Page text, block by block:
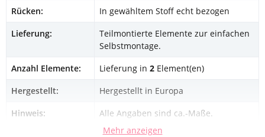
Rücken:
In gewähltem Stoff echt bezogen
Lieferung:
Teilmontierte Elemente zur einfachen
Selbstmontage.
Anzahl Elemente:
Lieferung in 2 Element(en)
Hergestellt:
Hergestellt in Europa
Hinweis:
Alle Angaben sind ca.-Maße.
Mehr anzeigen